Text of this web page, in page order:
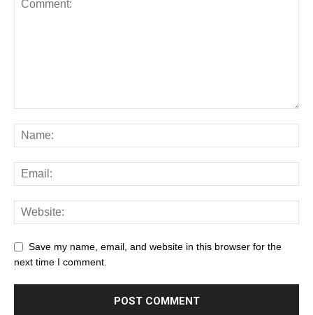
Save my name, email, and website in this browser for the
next time I comment.